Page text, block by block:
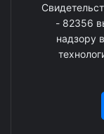
- 82356
надзору